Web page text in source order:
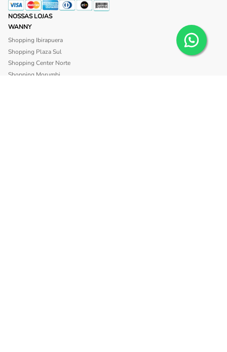
NOSSAS LOJAS
WANNY
Shopping Ibirapuera
Shopping Plaza Sul
Shopping Center Norte
Shopping Morumbi